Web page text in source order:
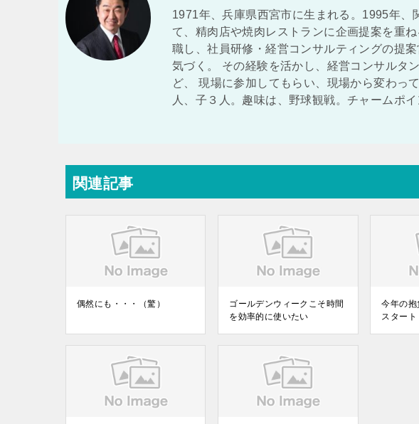
1971年、兵庫県西宮市に生まれる。1995年、
て、精肉店や焼肉レストランに企画提案を重
職し、社員研修・経営コンサルティングの提
気づく。 その経験を活かし、経営コンサルタ
ど、 現場に参加してもらい、現場から変わっ
人、子３人。趣味は、野球観戦。チャームポ
関連記事
偶然にも・・・（驚）
ゴールデンウィークこそ時間
を効率的に使いたい
今年の抱
スタート